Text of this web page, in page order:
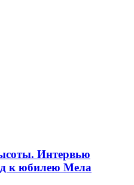
Интервью
к юбилею Мела